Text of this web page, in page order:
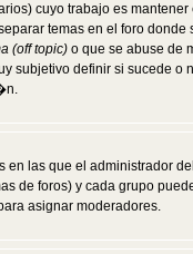
cuyo trabajo es
temas en el foro
(off topic) o que se abuse de
subjetivo definir si sucede
en las que el administrador
de foros) y cada grupo
asignar moderadores.